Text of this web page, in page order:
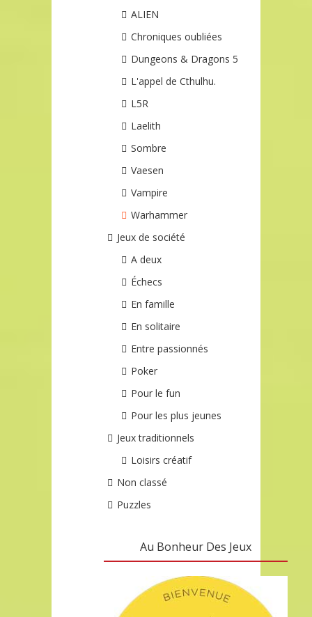
ALIEN
Chroniques oubliées
Dungeons & Dragons 5
L'appel de Cthulhu.
L5R
Laelith
Sombre
Vaesen
Vampire
Warhammer
Jeux de société
A deux
Échecs
En famille
En solitaire
Entre passionnés
Poker
Pour le fun
Pour les plus jeunes
Jeux traditionnels
Loisirs créatif
Non classé
Puzzles
Au Bonheur Des Jeux